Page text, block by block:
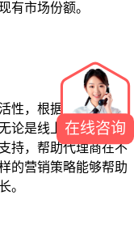
有市场份额。
，根据市场动态和
论是线上营销还是线
持，帮助代理商在不
的营销策略能够帮助
。
在线咨询